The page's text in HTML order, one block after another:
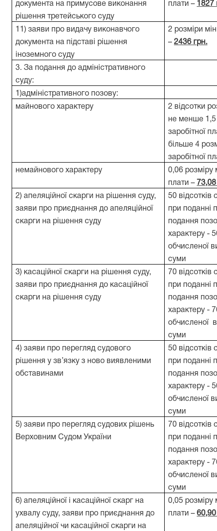
документа на примусове виконання
рішення третейського суду
плати –
1827
11) заяви про видачу виконавчого
документа на підставі рішення
іноземного суду
2 розміри
–2436 грн.
3. За подання до адміністративного
суду:
1)адміністративного позову:
майнового характеру
2 відсотки
не менше 1,5
заробітної
більше 4
заробітної
немайнового характеру
0,06 розміру
плати –
2) апеляційної скарги на рішення суду,
заяви про приєднання до апеляційної
скарги на рішення суду
50 відсотків
при поданні
подання
характеру -
обчисленої
суми
3) касаційної скарги на рішення суду,
заяви про приєднання до касаційної
скарги на рішення суду
70 відсотків
при поданні
подання
характеру -
обчисленої
суми
4) заяви про перегляд судового
рішення у зв’язку з ново виявленими
обставинами
50 відсотків
при поданні
подання
характеру -
обчисленої
суми
5) заяви про перегляд судових рішень
Верховним Судом України
70 відсотків
при поданні
подання
характеру -
обчисленої
суми
6) апеляційної і касаційної скарг на
ухвалу суду, заяви про приєднання до
апеляційної чи касаційної скарги на
0,05 розміру
плати –60,90